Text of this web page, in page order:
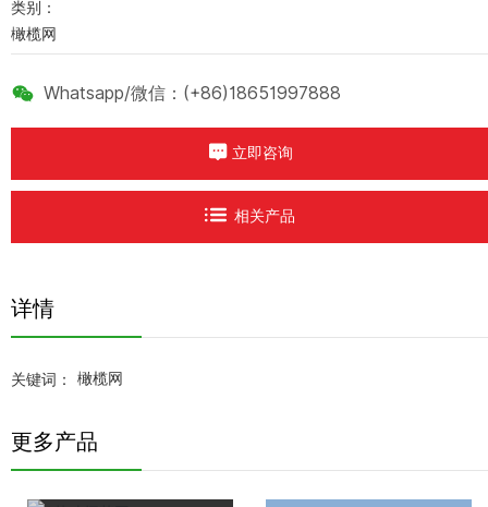
类别：
橄榄网
Whatsapp/微信： (+86)18651997888
立即咨询
相关产品
详情
关键词： 橄榄网
更多产品